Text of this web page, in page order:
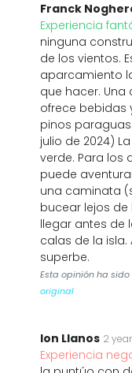
Franck
Experiencia
ninguna
de los vientos.
aparcamiento
que hacer.
ofrece bebidas
pinos
julio de 2024)
verde. Para los
puede
una caminata
bucear lejos de
llegar antes de
calas de la isla.
superbe.
Esta opinión ha
original
Ion Llanos 2
Experiencia